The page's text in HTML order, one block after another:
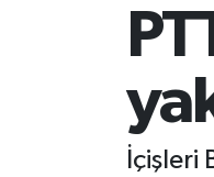
İçişleri